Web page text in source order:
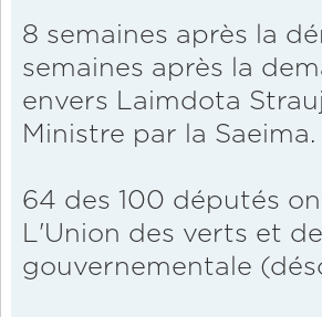
8 semaines après la
semaines après la
envers Laimdota
Ministre par la Saeima.
64 des 100 députés
L'Union des verts et
gouvernementale